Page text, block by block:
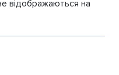
відображаються на